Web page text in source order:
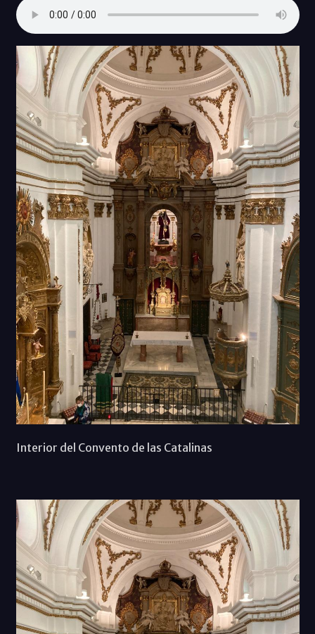
Interior del Convento de las Catalinas